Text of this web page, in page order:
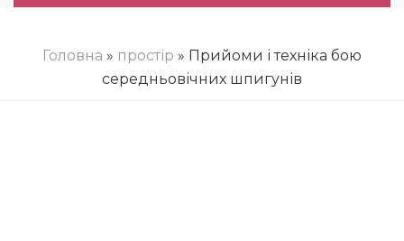
Головна » простір » Прийоми і техніка бою
середньовічних шпигунів